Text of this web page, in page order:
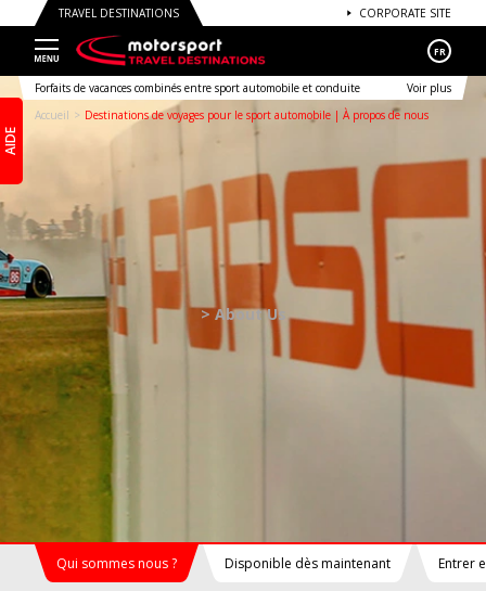
TRAVEL DESTINATIONS CORPORATE SITE
FR
Forfaits de vacances combinés entre sport automobile et conduite
Voir plus
Accueil
Destinations de voyages pour le sport automobile | À propos de nous
AIDE
> About Us
Qui sommes nous ? Disponible dès maintenant Entrer